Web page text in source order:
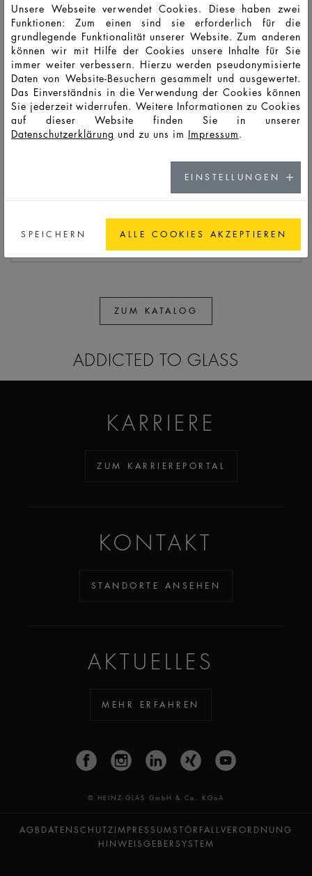
HD12423 LSS 50 55 111 84,7 60 28,4 8,8
HD13282 LSS 100 107 162 103,3 75 31,5 8,3
DAS KÖNNTE SIE AUCH INTERESSIEREN
WING
ZUM KATALOG
ADDICTED TO GLASS
KARRIERE
ZUM KARRIEREPORTAL
KONTAKT
STANDORTE ANSEHEN
AKTUELLES
MEHR ERFAHREN
© HEINZ-GLAS GmbH & Co. KGaA
AGB DATENSCHUTZIMPRESSUMSTÖRFALLVERORDNUNG
HINWEISGEBERSYSTEM
Unsere Webseite verwendet Cookies. Diese haben zwei
Funktionen: Zum einen sind sie erforderlich für die
grundlegende Funktionalität unserer Website. Zum anderen
können wir mit Hilfe der Cookies unsere Inhalte für Sie
immer weiter verbessern. Hierzu werden pseudonymisierte
Daten von Website-Besuchern gesammelt und ausgewertet.
Das Einverständnis in die Verwendung der Cookies können
Sie jederzeit widerrufen. Weitere Informationen zu Cookies
auf dieser Website finden Sie in unserer
Datenschutzerklärung und zu uns im Impressum.
EINSTELLUNGEN
SPEICHERN ALLE COOKIES AKZEPTIEREN